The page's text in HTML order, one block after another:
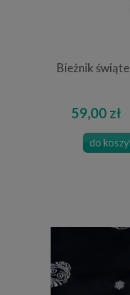
Bieżnik
59,00 zł
do